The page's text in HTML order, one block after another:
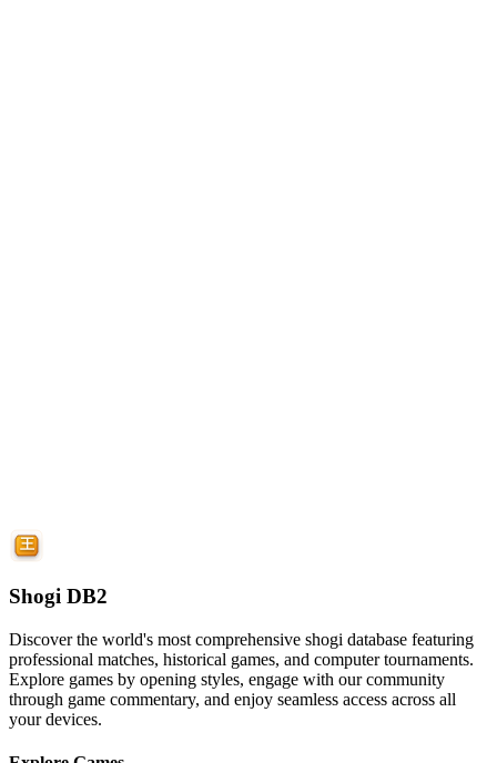
Shogi DB2
Discover the world's most comprehensive shogi database featuring
professional matches, historical games, and computer tournaments.
Explore games by opening styles, engage with our community
through game commentary, and enjoy seamless access across all
your devices.